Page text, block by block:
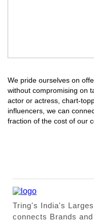
We pride ourselves on
without compromising on
actor or actress, chart-
influencers, we can
fraction of the cost of our
Tring's India's
connects Brands